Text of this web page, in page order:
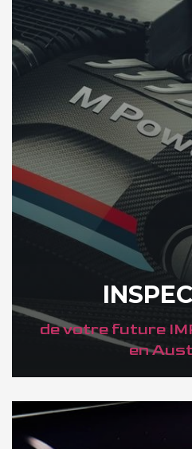
de votre future
en